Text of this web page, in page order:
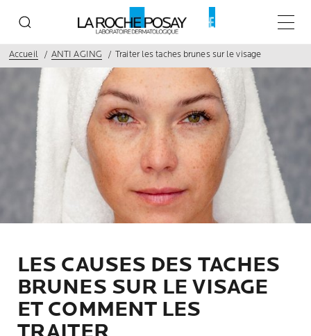
Menu
Accueil ANTI AGING Traiter les taches brunes sur le visage
LES CAUSES DES TACHES
BRUNES SUR LE VISAGE
ET COMMENT LES